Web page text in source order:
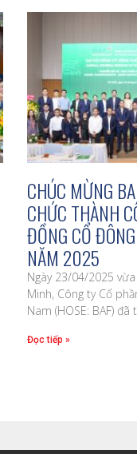
CHÚC MỪNG
CHỨC THÀNH
ĐỒNG CỔ
NĂM 2025
Ngày 23/04/2025
Minh, Công ty Cổ
Nam (HOSE: BAF)
Đọc tiếp »